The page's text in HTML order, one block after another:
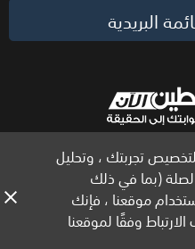
تجربتك ، وتحليل
(بما في ذلك
موقعنا ، فإنك
وفقًا لموقعنا
البريدية
الآن © 2026